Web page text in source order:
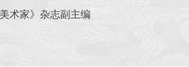
术家》杂志副主编